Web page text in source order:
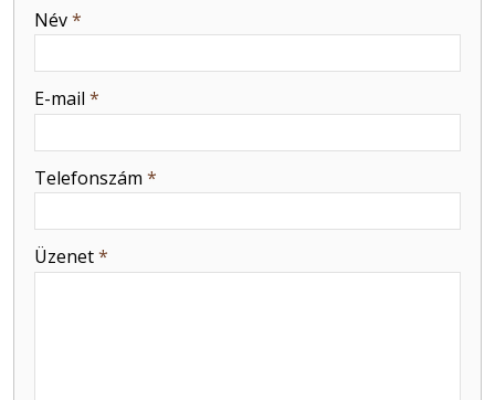
-
Név*
E-mail *
Telefonszám *
Üzenet*